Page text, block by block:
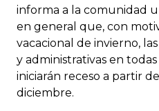
informa a la comunidad
en general que, con
vacacional de invierno,
y administrativas en
iniciarán receso a partir
diciembre.